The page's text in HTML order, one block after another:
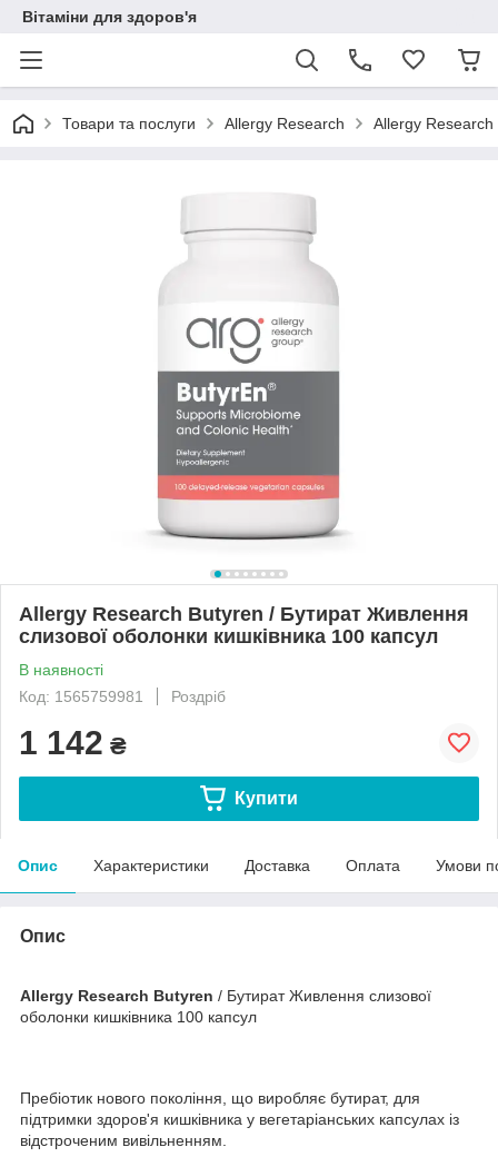
Вітаміни для здоров'я
Товари та послуги Allergy Research Allergy Research
Allergy Research Butyren / Бутират Живлення
слизової оболонки кишківника 100 капсул
В наявності
Код: 1565759981
Роздріб
1 142 ₴
Купити
Опис Характеристики Доставка Оплата Умови
Опис
Allergy Research Butyren / Бутират Живлення слизової
оболонки кишківника 100 капсул
Пребіотик нового покоління, що виробляє бутират, для
підтримки здоров'я кишківника у вегетаріанських капсулах із
відстроченим вивільненням.